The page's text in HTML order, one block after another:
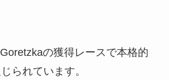
の獲得レースで本格的
られています。